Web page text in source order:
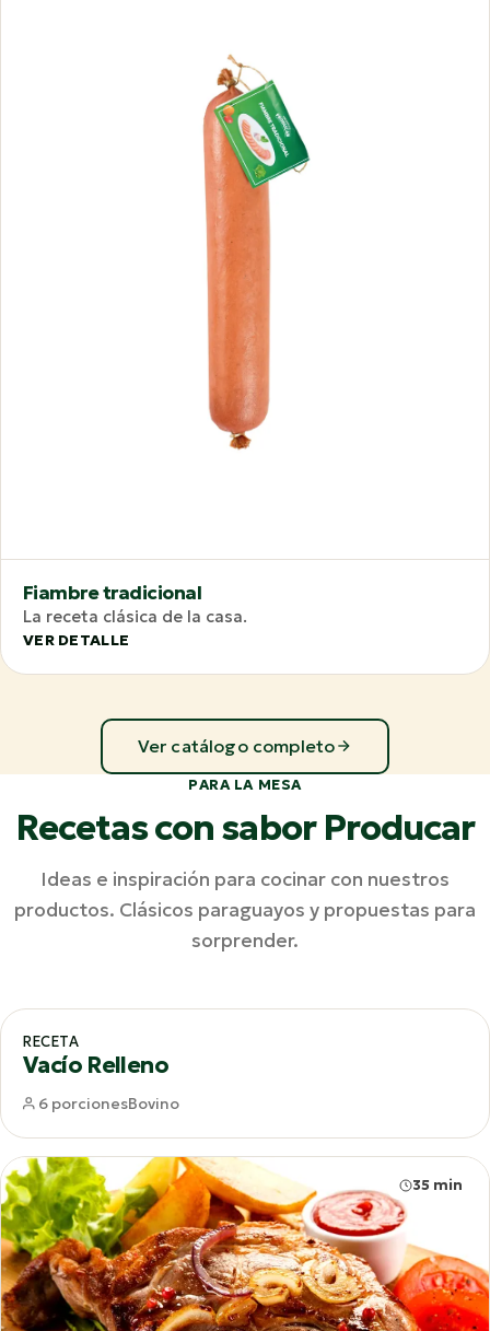
Fiambre tradicional
La receta clásica de la casa.
VER DETALLE
Ver catálogo completo
PARA LA MESA
Recetas con sabor Producar
Ideas e inspiración para cocinar con nuestros
productos. Clásicos paraguayos y propuestas para
sorprender.
RECETA
Vacío Relleno
6 porcionesBovino
35 min